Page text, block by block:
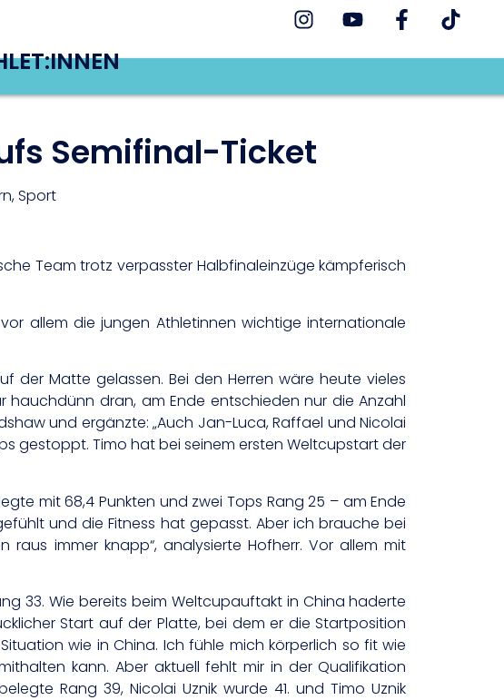
Semifinal-Ticket
,Sport
Team trotz verpasster Halbfinaleinzüge kämpferisch
allem die jungen Athletinnen wichtige internationale
der Matte gelassen. Bei den Herren wäre heute vieles
hauchdünn dran, am Ende entschieden nur die Anzahl
und ergänzte: „Auch Jan-Luca, Raffael und Nicolai
gestoppt. Timo hat bei seinem ersten Weltcupstart der
mit 68,4 Punkten und zwei Tops Rang 25 – am Ende
und die Fitness hat gepasst. Aber ich brauche bei
immer knapp“, analysierte Hofherr. Vor allem mit
33. Wie bereits beim Weltcupauftakt in China haderte
Start auf der Platte, bei dem er die Startposition
wie in China. Ich fühle mich körperlich so fit wie
kann. Aber aktuell fehlt mir in der Qualifikation
Rang 39, Nicolai Uznik wurde 41. und Timo Uznik